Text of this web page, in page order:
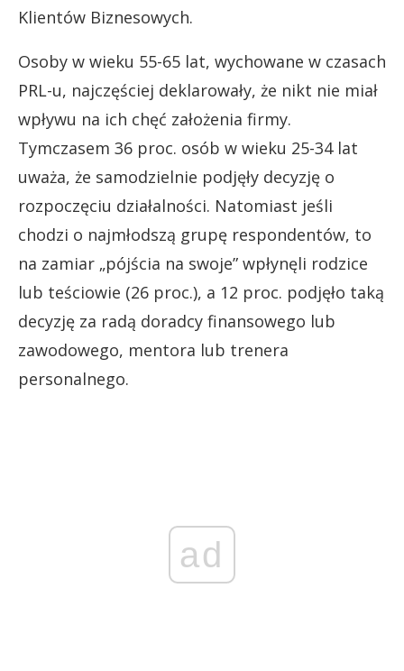
Klientów Biznesowych.
Osoby w wieku 55-65 lat, wychowane w czasach
PRL-u, najczęściej deklarowały, że nikt nie miał
wpływu na ich chęć założenia firmy.
Tymczasem 36 proc. osób w wieku 25-34 lat
uważa, że samodzielnie podjęły decyzję o
rozpoczęciu działalności. Natomiast jeśli
chodzi o najmłodszą grupę respondentów, to
na zamiar „pójścia na swoje” wpłynęli rodzice
lub teściowie (26 proc.), a 12 proc. podjęło taką
decyzję za radą doradcy finansowego lub
zawodowego, mentora lub trenera
personalnego.
ad